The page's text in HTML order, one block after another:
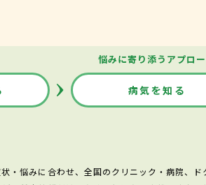
悩みに寄り添うアプロ
病気を知る
・悩みに合わせ、全国のクリニック・病院、